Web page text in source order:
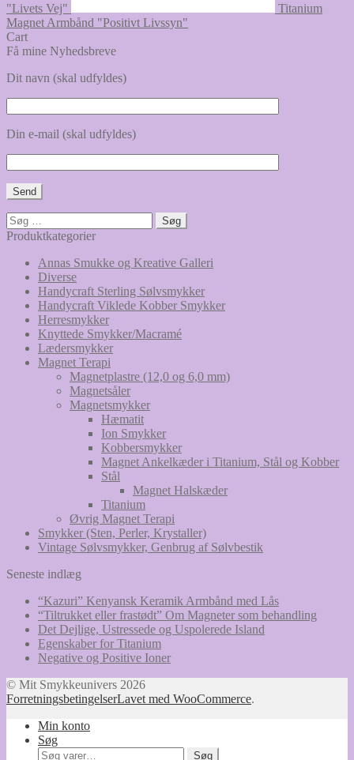
"Livets Vej"
Titanium
Magnet Armbånd "Positivt Livssyn"
Cart
Få mine Nyhedsbreve
Dit navn (skal udfyldes)
Din e-mail (skal udfyldes)
Søg
efter:
Produktkategorier
Annas Smukke og Kreative Galleri
Diverse
Handycraft Sterling Sølvsmykker
Handycraft Viklede Kobber Smykker
Herresmykker
Knyttede Smykker/Macramé
Lædersmykker
Magnet Terapi
Magnetplastre (12,0 og 6,0 mm)
Magnetsåler
Magnetsmykker
Hæmatit
Ion Smykker
Kobbersmykker
Magnet Ankelkæder i Titanium, Stål og Kobber
Stål
Magnet Halskæder
Titanium
Øvrig Magnet Terapi
Smykker (Sten, Perler, Krystaller)
Vintage Sølvsmykker, Genbrug af Sølvbestik
Seneste indlæg
“Kazuri” Kenyansk Keramik Armbånd med Lås
“Tiltrukket eller frastødt” Om Magneter som behandling
Det Dejlige, Ustressede og Uspolerede Island
Egenskaber for Titanium
Negative og Positive Ioner
© Mit Smykkeunivers 2026
ForretningsbetingelserLavet med WooCommerce.
Min konto
Søg
Søg
Søg